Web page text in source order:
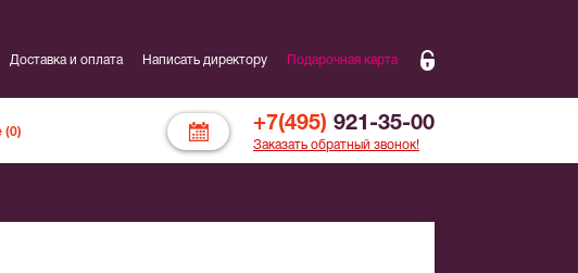
Доставка и оплата Написать директору Подарочная карта
+7(495) 921-35-00
Заказать обратный звонок!
(0)